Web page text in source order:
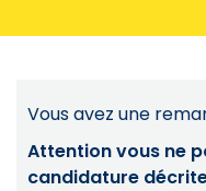
Vous avez une
Attention vous ne
candidature